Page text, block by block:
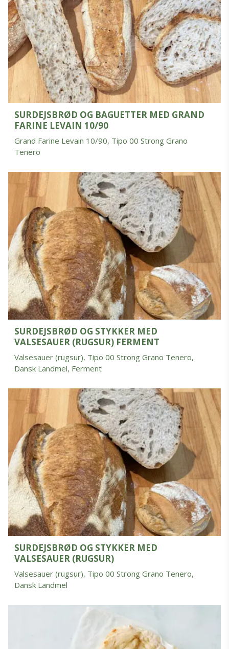
SURDEJSBRØD OG BAGUETTER MED GRAND
FARINE LEVAIN 10/90
Grand Farine Levain 10/90, Tipo 00 Strong Grano
Tenero
SURDEJSBRØD OG STYKKER MED
VALSESAUER (RUGSUR) FERMENT
Valsesauer (rugsur), Tipo 00 Strong Grano Tenero,
Dansk Landmel, Ferment
SURDEJSBRØD OG STYKKER MED
VALSESAUER (RUGSUR)
Valsesauer (rugsur), Tipo 00 Strong Grano Tenero,
Dansk Landmel